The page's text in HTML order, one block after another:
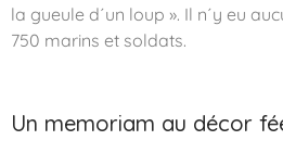
la gueule d´un loup ». Il n´y eu
750 marins et soldats.
Un memoriam au décor